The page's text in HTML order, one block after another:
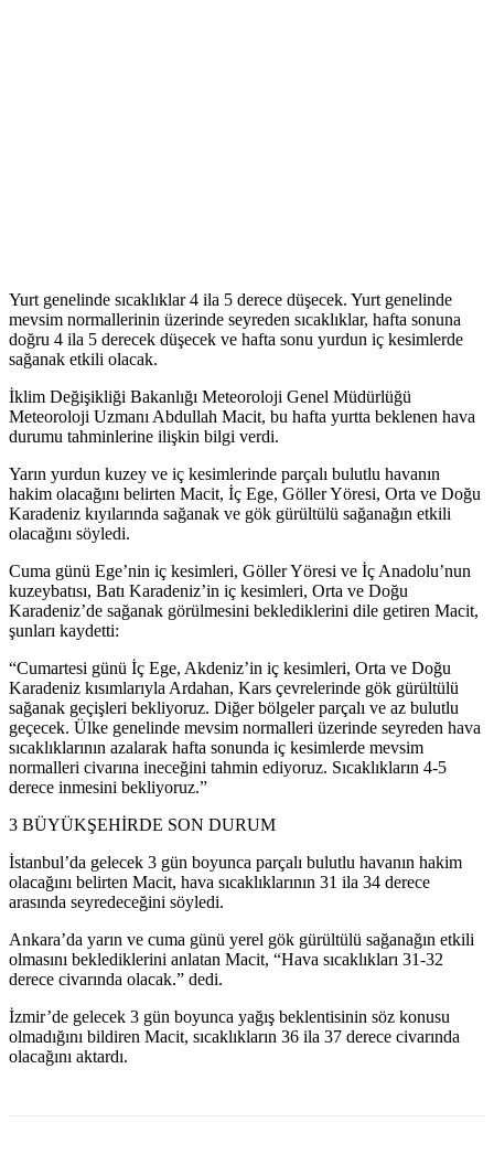
Yurt genelinde sıcaklıklar 4 ila 5 derece düşecek. Yurt genelinde
mevsim normallerinin üzerinde seyreden sıcaklıklar, hafta sonuna
doğru 4 ila 5 derecek düşecek ve hafta sonu yurdun iç kesimlerde
sağanak etkili olacak.
İklim Değişikliği Bakanlığı Meteoroloji Genel Müdürlüğü
Meteoroloji Uzmanı Abdullah Macit, bu hafta yurtta beklenen hava
durumu tahminlerine ilişkin bilgi verdi.
Yarın yurdun kuzey ve iç kesimlerinde parçalı bulutlu havanın
hakim olacağını belirten Macit, İç Ege, Göller Yöresi, Orta ve Doğu
Karadeniz kıyılarında sağanak ve gök gürültülü sağanağın etkili
olacağını söyledi.
Cuma günü Ege’nin iç kesimleri, Göller Yöresi ve İç Anadolu’nun
kuzeybatısı, Batı Karadeniz’in iç kesimleri, Orta ve Doğu
Karadeniz’de sağanak görülmesini beklediklerini dile getiren Macit,
şunları kaydetti:
“Cumartesi günü İç Ege, Akdeniz’in iç kesimleri, Orta ve Doğu
Karadeniz kısımlarıyla Ardahan, Kars çevrelerinde gök gürültülü
sağanak geçişleri bekliyoruz. Diğer bölgeler parçalı ve az bulutlu
geçecek. Ülke genelinde mevsim normalleri üzerinde seyreden hava
sıcaklıklarının azalarak hafta sonunda iç kesimlerde mevsim
normalleri civarına ineceğini tahmin ediyoruz. Sıcaklıkların 4-5
derece inmesini bekliyoruz.”
3 BÜYÜKŞEHİRDE SON DURUM
İstanbul’da gelecek 3 gün boyunca parçalı bulutlu havanın hakim
olacağını belirten Macit, hava sıcaklıklarının 31 ila 34 derece
arasında seyredeceğini söyledi.
Ankara’da yarın ve cuma günü yerel gök gürültülü sağanağın etkili
olmasını beklediklerini anlatan Macit, “Hava sıcaklıkları 31-32
derece civarında olacak.” dedi.
İzmir’de gelecek 3 gün boyunca yağış beklentisinin söz konusu
olmadığını bildiren Macit, sıcaklıkların 36 ila 37 derece civarında
olacağını aktardı.